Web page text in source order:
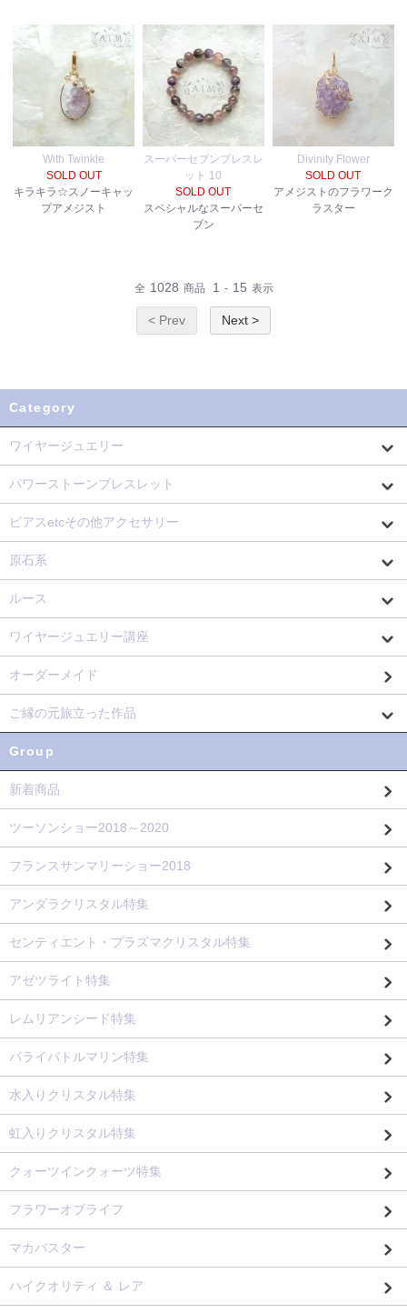
With Twinkle
SOLD OUT
キラキラ☆スノーキャッ
プアメジスト
スーパーセブンブレスレ
ット 10
SOLD OUT
スペシャルなスーパーセ
ブン
Divinity Flower
SOLD OUT
アメジストのフラワーク
ラスター
全 1028 商品 1 - 15 表示
< Prev Next >
Category
ワイヤージュエリー
パワーストーンブレスレット
ピアスetcその他アクセサリー
原石系
ルース
ワイヤージュエリー講座
オーダーメイド
ご縁の元旅立った作品
Group
新着商品
ツーソンショー2018～2020
フランスサンマリーショー2018
アンダラクリスタル特集
センティエント・プラズマクリスタル特集
アゼツライト特集
レムリアンシード特集
パライバトルマリン特集
水入りクリスタル特集
虹入りクリスタル特集
クォーツインクォーツ特集
フラワーオブライフ
マカバスター
ハイクオリティ ＆ レア